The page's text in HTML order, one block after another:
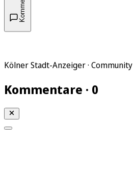
Kölner Stadt-Anzeiger · Community
Kommentare · 0